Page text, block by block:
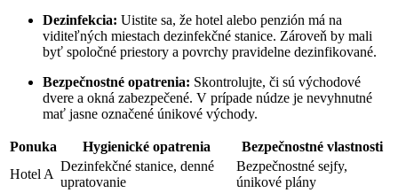
Dezinfekcia: Uistite sa, že hotel alebo penzión má na
viditeľných miestach dezinfekčné stanice. Zároveň by mali
byť spoločné priestory a povrchy pravidelne dezinfikované.
Bezpečnostné opatrenia: Skontrolujte, či sú východové
dvere a okná zabezpečené. V prípade núdze je nevyhnutné
mať jasne označené únikové východy.
Ponuka Hygienické opatrenia
Bezpečnostné vlastnosti
Hotel A
Dezinfekčné stanice, denné
upratovanie
Bezpečnostné sejfy,
únikové plány